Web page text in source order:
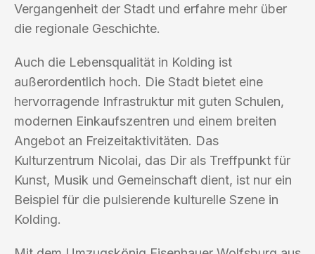
Vergangenheit der Stadt und erfahre mehr über
die regionale Geschichte.
Auch die Lebensqualität in Kolding ist
außerordentlich hoch. Die Stadt bietet eine
hervorragende Infrastruktur mit guten Schulen,
modernen Einkaufszentren und einem breiten
Angebot an Freizeitaktivitäten. Das
Kulturzentrum Nicolai, das Dir als Treffpunkt für
Kunst, Musik und Gemeinschaft dient, ist nur ein
Beispiel für die pulsierende kulturelle Szene in
Kolding.